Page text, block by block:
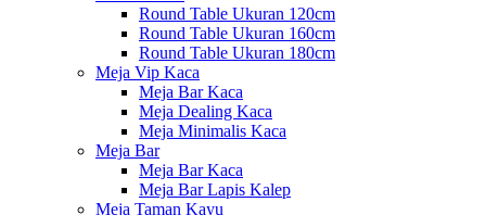
Round Table Ukuran 120cm
Round Table Ukuran 160cm
Round Table Ukuran 180cm
Meja Vip Kaca
Meja Bar Kaca
Meja Dealing Kaca
Meja Minimalis Kaca
Meja Bar
Meja Bar Kaca
Meja Bar Lapis Kalep
Meja Taman Kayu